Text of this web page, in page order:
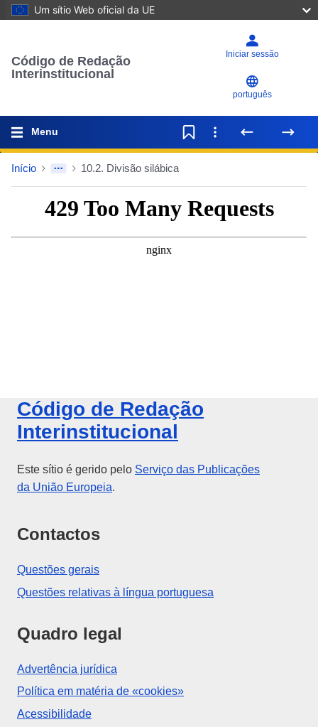
Um sítio Web oficial da UE
Código de Redação
Interinstitucional
Iniciar sessão
português
Menu
Início 10.2. Divisão silábica
Código de Redação
Interinstitucional
Este sítio é gerido pelo Serviço das Publicações
da União Europeia.
Contactos
Questões gerais
Questões relativas à língua portuguesa
Quadro legal
Advertência jurídica
Política em matéria de «cookies»
Acessibilidade